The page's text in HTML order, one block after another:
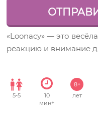
«Loonacy» — это
реакцию и внимание
5-5
10
мин+
8+
лет